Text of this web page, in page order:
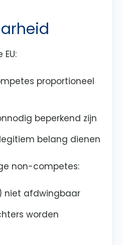
proportioneel
beperkend zijn
belang dienen
non-competes:
niet afdwingbaar
worden